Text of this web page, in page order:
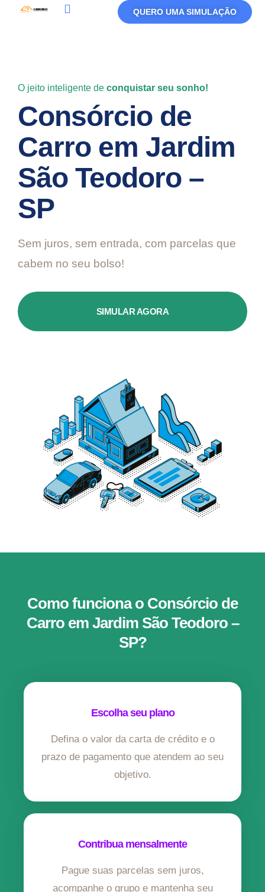
QUERO UMA SIMULAÇÃO
O jeito inteligente de conquistar seu sonho!
Consórcio de
Carro em Jardim
São Teodoro –
SP
Sem juros, sem entrada, com parcelas que
cabem no seu bolso!
SIMULAR AGORA
Como funciona o Consórcio de
Carro em Jardim São Teodoro –
SP?
Escolha seu plano
Defina o valor da carta de crédito e o
prazo de pagamento que atendem ao seu
objetivo.
Contribua mensalmente
Pague suas parcelas sem juros,
acompanhe o grupo e mantenha seu